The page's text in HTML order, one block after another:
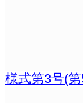
様式第3号(